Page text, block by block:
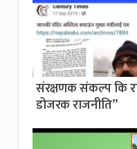
संरक्षणक संकल्प कि
डोजरक राजनीति”